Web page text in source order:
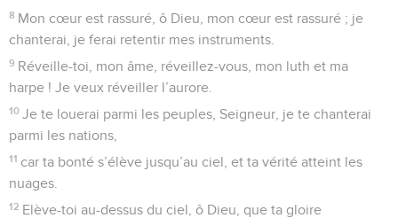
8 Mon cœur est rassuré, ô Dieu, mon cœur est rassuré ; je
chanterai, je ferai retentir mes instruments.
9 Réveille-toi, mon âme, réveillez-vous, mon luth et ma
harpe ! Je veux réveiller l’aurore.
10 Je te louerai parmi les peuples, Seigneur, je te chanterai
parmi les nations,
11 car ta bonté s’élève jusqu’au ciel, et ta vérité atteint les
nuages.
12 Elève-toi au-dessus du ciel, ô Dieu, que ta gloire